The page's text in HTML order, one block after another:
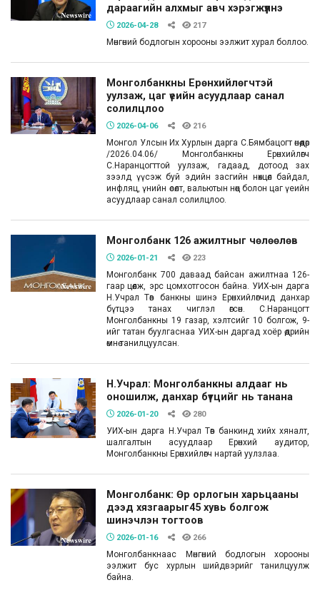
дараагийн алхмыг авч хэрэгжүүлнэ
2026-04-28 217
Мөнгөний бодлогын хорооны ээлжит хурал боллоо.
Монголбанкны Ерөнхийлөгчтэй
уулзаж, цаг үеийн асуудлаар санал
солилцлоо
2026-04-06 216
Монгол Улсын Их Хурлын дарга С.Бямбацогт өнөөдөр
/2026.04.06/ Монголбанкны Ерөнхийлөгч
С.Наранцогттой уулзаж, гадаад, дотоод зах
зээлд үүсэж буй эдийн засгийн нөхцөл байдал,
инфляц, үнийн өсөлт, вальютын нөөц болон цаг үеийн
асуудлаар санал солилцлоо.
Монголбанк 126 ажилтныг чөлөөлөв
2026-01-21 223
Монголбанк 700 даваад байсан ажилтнаа 126-
гаар цөөлж, эрс цомхотгосон байна. УИХ-ын дарга
Н.Учрал Төв банкны шинэ Ерөнхийлөгчид данхар
бүтцээ танах чиглэл өгсөн. С.Наранцогт
Монголбанкны 19 газар, хэлтсийг 10 болгож, 9-
ийг татан буулгаснаа УИХ-ын даргад хоёр өдрийн
өмнө танилцуулсан.
Н.Учрал: Монголбанкны алдааг нь
оношилж, данхар бүтцийг нь танана
2026-01-20 280
УИХ-ын дарга Н.Учрал Төв банкинд хийх хяналт,
шалгалтын асуудлаар Ерөнхий аудитор,
Монголбанкны Ерөнхийлөгч нартай уулзлаа.
Монголбанк: Өр орлогын харьцааны
дээд хязгаарыг45 хувь болгож
шинэчлэн тогтоов
2026-01-16 266
Монголбанкнаас Мөнгөний бодлогын хорооны
ээлжит бус хурлын шийдвэрийг танилцуулж
байна.